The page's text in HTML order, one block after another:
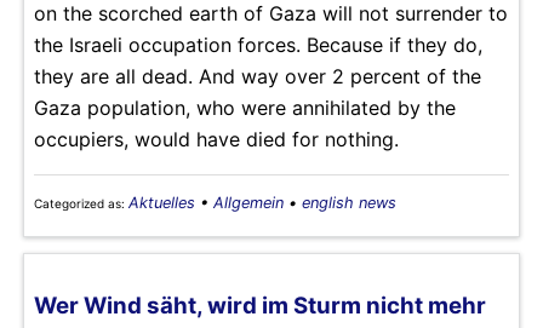
on the scorched earth of Gaza will not surrender to
the Israeli occupation forces. Because if they do,
they are all dead. And way over 2 percent of the
Gaza population, who were annihilated by the
occupiers, would have died for nothing.
Categorized as: Aktuelles • Allgemein • english news
Wer Wind säht, wird im Sturm nicht mehr